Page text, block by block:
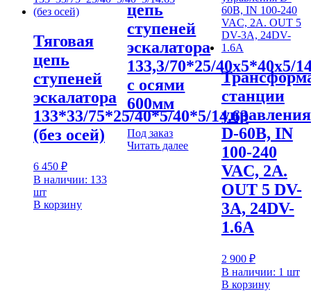
Тяговая
цепь
ступеней
эскалатора
133*33/75*25/40*5/40*5/14.63
(без осей)
6 450 ₽
В наличии: 133
шт
В корзину
цепь
ступеней
эскалатора
133,3/70*25/40х5*40х5/
с осями
600мм
Под заказ
Читать далее
станции
управления
D-60B, IN
100-240
VAC, 2A.
OUT 5 DV-
3A, 24DV-
1.6A
2 900 ₽
В наличии: 1 шт
В корзину